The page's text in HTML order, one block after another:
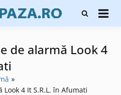
Firme de
protecție și
sisteme de
alarmare și
de alarmă Look 4
4 It S.R.L. în Afumati